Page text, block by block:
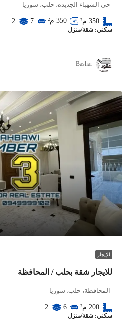
حي الشهباء الجديده، حلب، سوريا
350 م² 350 م² 7
2
سكني: شقة/منزل
Bashar
للإيجار
للايجار شقة بحلب / المحافظة
المحافظة، حلب، سوريا
200 م² 6
2
سكني: شقة/منزل